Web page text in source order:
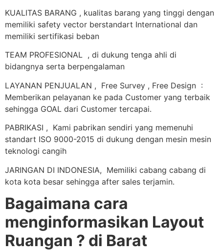
KUALITAS BARANG , kualitas barang yang tinggi dengan
memiliki safety vector berstandart International dan
memiliki sertifikasi beban
TEAM PROFESIONAL , di dukung tenga ahli di
bidangnya serta berpengalaman
LAYANAN PENJUALAN , Free Survey , Free Design :
Memberikan pelayanan ke pada Customer yang terbaik
sehingga GOAL dari Customer tercapai.
PABRIKASI , Kami pabrikan sendiri yang memenuhi
standart ISO 9000-2015 di dukung dengan mesin mesin
teknologi cangih
JARINGAN DI INDONESIA, Memiliki cabang cabang di
kota kota besar sehingga after sales terjamin.
Bagaimana cara
menginformasikan Layout
Ruangan ? di Barat